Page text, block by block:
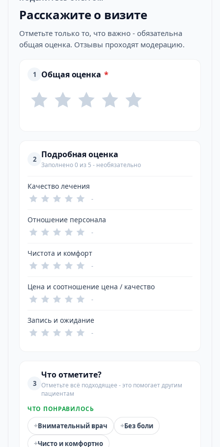
Расскажите о визите
Отметьте только то, что важно - обязательна
общая оценка. Отзывы проходят модерацию.
1 Общая оценка *
2 Подробная оценка
Заполнено 0 из 5 - необязательно
Качество лечения
-
Отношение персонала
-
Чистота и комфорт
-
Цена и соотношение цена / качество
-
Запись и ожидание
-
3
Что отметите?
Отметьте всё подходящее - это помогает другим
пациентам
ЧТО ПОНРАВИЛОСЬ
+Внимательный врач +Без боли
+Чисто и комфортно